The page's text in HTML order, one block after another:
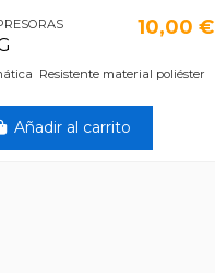
10,00 €
Resistente material poliéster
Añadir al carrito